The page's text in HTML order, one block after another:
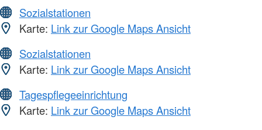
Sozialstationen
Karte: Link zur Google Maps Ansicht
Sozialstationen
Karte: Link zur Google Maps Ansicht
Tagespflegeeinrichtung
Karte: Link zur Google Maps Ansicht